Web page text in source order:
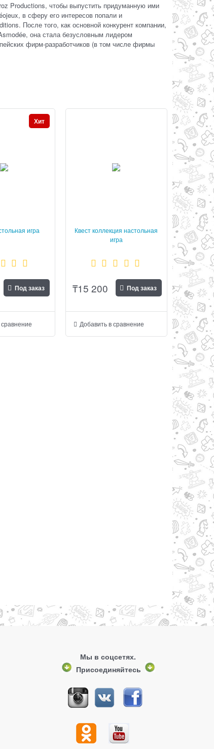
Productions, чтобы выпустить придуманную ими
в сферу его интересов попали и
После того, как основной конкурент компании,
она стала безусловным лидером
фирм-разработчиков (в том числе фирмы
игра
Хит
Под заказ
Квест коллекция настольная
игра
₸15 200 Под заказ
Добавить в сравнение
Мы в соцсетях.
Присоединяйтесь